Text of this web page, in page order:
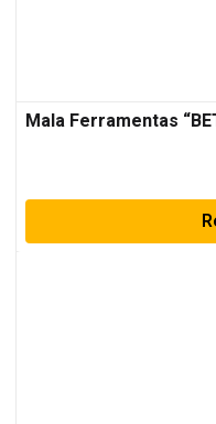
Mala Ferramentas